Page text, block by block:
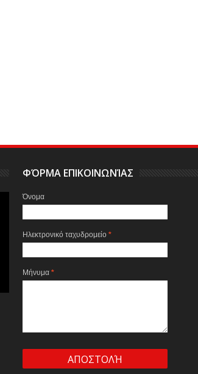
ΦΌΡΜΑ ΕΠΙΚΟΙΝΩΝΊΑΣ
Όνομα
Ηλεκτρονικό ταχυδρομείο*
Μήνυμα*